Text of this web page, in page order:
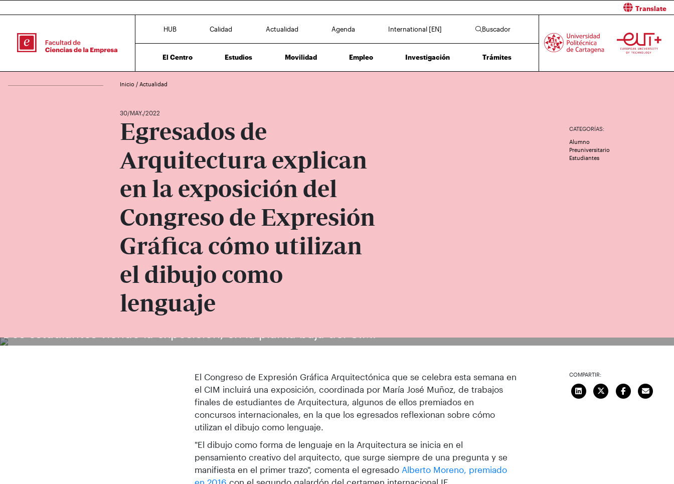
Translate
HUB Calidad Actualidad Agenda International [EN] Buscador
El Centro Estudios Movilidad Empleo Investigación Trámites
Inicio / Actualidad
30/MAY./2022
Egresados de
Arquitectura explican
en la exposición del
Congreso de Expresión
Gráfica cómo utilizan
el dibujo como
lenguaje
CATEGORÍAS:
Alumno
Preuniversitario
Estudiantes
El Congreso de Expresión Gráfica Arquitectónica que se celebra esta semana en
el CIM incluirá una exposición, coordinada por María José Muñoz, de trabajos
finales de estudiantes de Arquitectura, algunos de ellos premiados en
concursos internacionales, en la que los egresados reflexionan sobre cómo
utilizan el dibujo como lenguaje.
"El dibujo como forma de lenguaje en la Arquitectura se inicia en el
pensamiento creativo del arquitecto, que surge siempre de una pregunta y se
manifiesta en el primer trazo", comenta el egresado Alberto Moreno, premiado
en 2016 con el segundo galardón del certamen internacional IE
COMPARTIR: